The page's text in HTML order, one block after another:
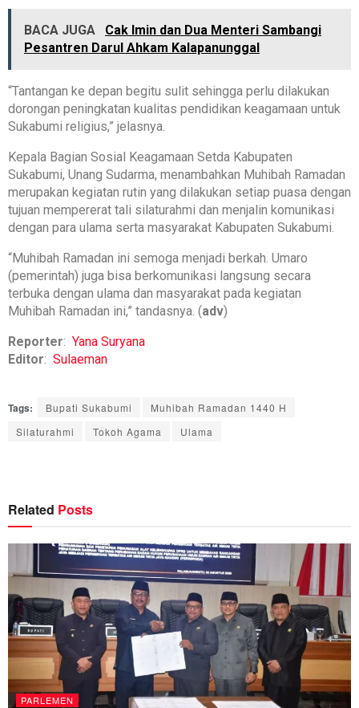
BACA JUGA
Cak Imin dan Dua Menteri Sambangi
Pesantren Darul Ahkam Kalapanunggal
“Tantangan ke depan begitu sulit sehingga perlu dilakukan
dorongan peningkatan kualitas pendidikan keagamaan untuk
Sukabumi religius,” jelasnya.
Kepala Bagian Sosial Keagamaan Setda Kabupaten
Sukabumi, Unang Sudarma, menambahkan Muhibah Ramadan
merupakan kegiatan rutin yang dilakukan setiap puasa dengan
tujuan mempererat tali silaturahmi dan menjalin komunikasi
dengan para ulama serta masyarakat Kabupaten Sukabumi.
“Muhibah Ramadan ini semoga menjadi berkah. Umaro
(pemerintah) juga bisa berkomunikasi langsung secara
terbuka dengan ulama dan masyarakat pada kegiatan
Muhibah Ramadan ini,” tandasnya. (adv)
Reporter: Yana Suryana
Editor: Sulaeman
Tags: Bupati Sukabumi
Muhibah Ramadan 1440 H
Silaturahmi
Tokoh Agama Ulama
Related Posts
PARLEMEN